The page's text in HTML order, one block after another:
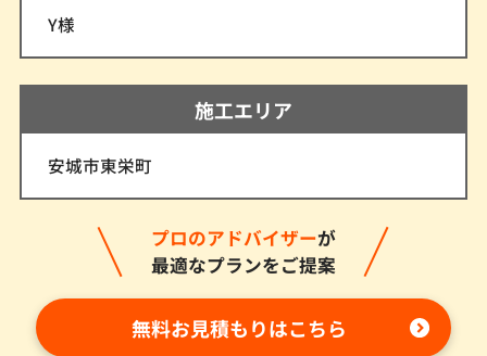
Y様
施工エリア
安城市東栄町
プロのアドバイザーが
最適なプランをご提案
無料お見積もりはこちら